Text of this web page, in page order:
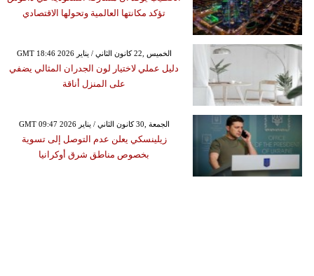
تؤكد مكانتها العالمية وتحولها الاقتصادي
GMT 18:46 2026 الخميس ,22 كانون الثاني / يناير
دليل عملي لاختيار لون الجدران المثالي يضفي
على المنزل أناقة
GMT 09:47 2026 الجمعة ,30 كانون الثاني / يناير
زيلينسكي يعلن عدم التوصل إلى تسوية
بخصوص مناطق شرق أوكرانيا